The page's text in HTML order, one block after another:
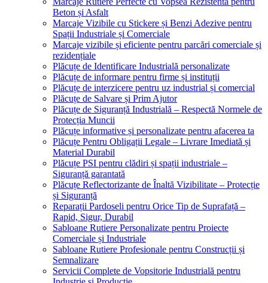
Beton și Asfalt
Marcaje Vizibile cu Stickere și Benzi Adezive pentru
Spații Industriale și Comerciale
Marcaje vizibile și eficiente pentru parcări comerciale și
rezidențiale
Plăcuțe de Identificare Industrială personalizate
Plăcuțe de informare pentru firme și instituții
Plăcuțe de interzicere pentru uz industrial și comercial
Plăcuțe de Salvare și Prim Ajutor
Plăcuțe de Siguranță Industrială – Respectă Normele de
Protecția Muncii
Plăcuțe informative și personalizate pentru afacerea ta
Plăcuțe Pentru Obligații Legale – Livrare Imediată și
Material Durabil
Plăcuțe PSI pentru clădiri și spații industriale –
Siguranță garantată
Plăcuțe Reflectorizante de Înaltă Vizibilitate – Protecție
și Siguranță
Reparații Pardoseli pentru Orice Tip de Suprafață –
Rapid, Sigur, Durabil
Sabloane Rutiere Personalizate pentru Proiecte
Comerciale și Industriale
Sabloane Rutiere Profesionale pentru Construcții și
Semnalizare
Servicii Complete de Vopsitorie Industrială pentru